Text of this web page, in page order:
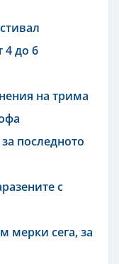
4 до 6
на трима
последното
с
мерки сега, за